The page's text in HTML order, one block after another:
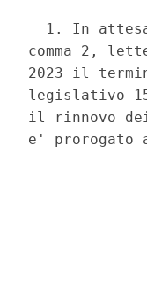
1. In
comma 2,
2023 il
legislativo
il rinnovo